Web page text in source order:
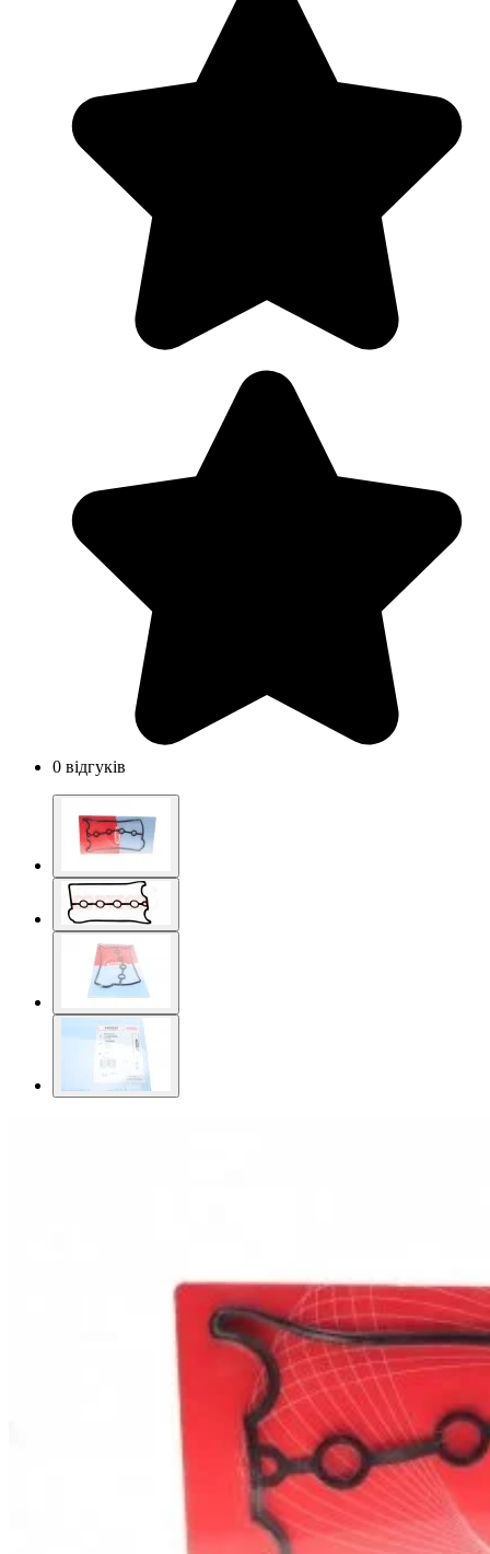
0 відгуків